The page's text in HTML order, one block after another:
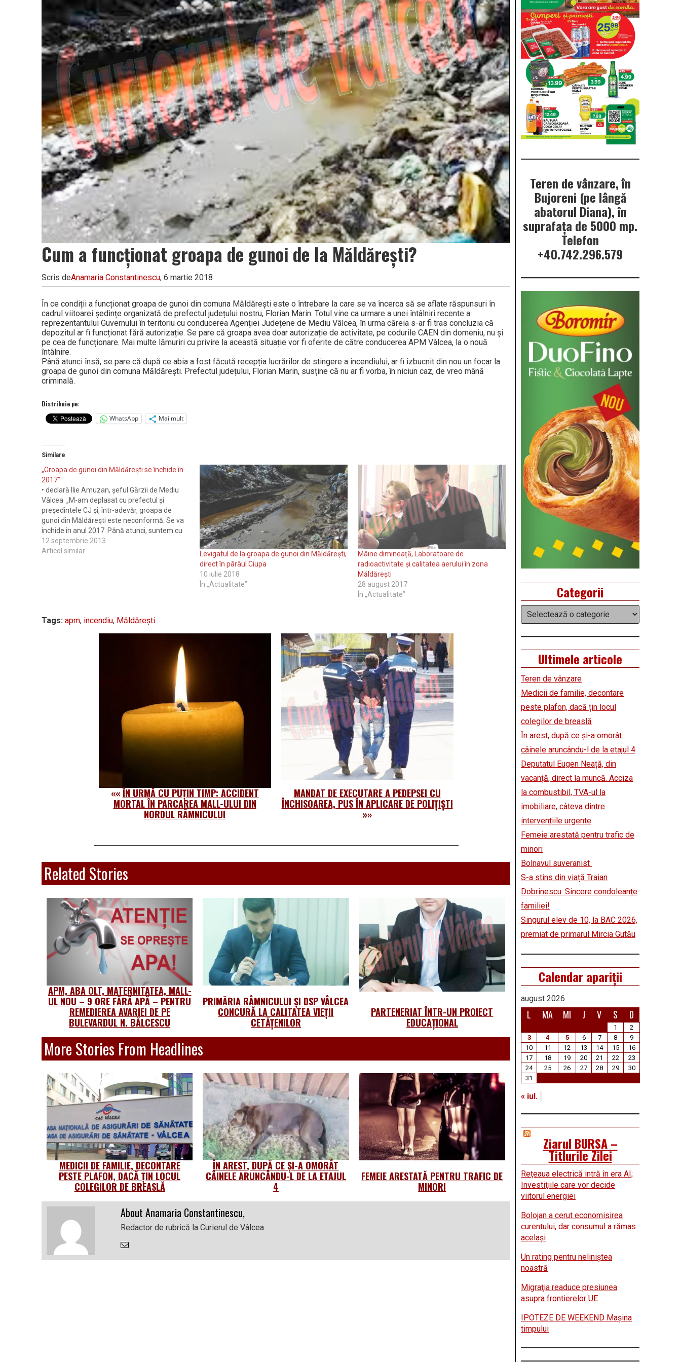
Cum a funcționat groapa de gunoi de la Măldărești?
Scris deAnamaria Constantinescu, 6 martie 2018
În ce condiții a funcționat groapa de gunoi din comuna Măldărești este o întrebare la care se va încerca să se aflate răspunsuri în
cadrul viitoarei ședințe organizată de prefectul județului nostru, Florian Marin. Totul vine ca urmare a unei întâlniri recente a
reprezentantului Guvernului în teritoriu cu conducerea Agenției Județene de Mediu Vâlcea, în urma căreia s-ar fi tras concluzia că
depozitul ar fi funcționat fără autorizație. Se pare că groapa avea doar autorizație de activitate, pe codurile CAEN din domeniu, nu și
pe cea de funcționare. Mai multe lămuriri cu privire la această situație vor fi oferite de către conducerea APM Vâlcea, la o nouă
întâlnire.
Până atunci însă, se pare că după ce abia a fost făcută recepția lucrărilor de stingere a incendiului, ar fi izbucnit din nou un focar la
groapa de gunoi din comuna Măldărești. Prefectul județului, Florian Marin, susține că nu ar fi vorba, în niciun caz, de vreo mână
criminală.
Distribuie pe:
WhatsApp
Mai mult
Similare
„Groapa de gunoi din Măldărești se închide în
2017”
• declară Ilie Amuzan, șeful Gărzii de Mediu
Vâlcea „M-am deplasat cu prefectul și
președintele CJ și, într-adevăr, groapa de
gunoi din Măldărești este neconformă. Se va
închide în anul 2017. Până atunci, suntem cu
ochii acolo”, declară Ilie Amuzan, șeful Gărzii
de Mediu Vâlcea, întrebat care mai e situația…
12 septembrie 2013
Articol similar
Levigatul de la groapa de gunoi din Măldărești,
direct în pârâul Ciupa
10 iulie 2018
În „Actualitate”
Mâine dimineață, Laboratoare de
radioactivitate și calitatea aerului în zona
Măldărești
28 august 2017
În „Actualitate”
Tags: apm, incendiu, Măldărești
««ÎN URMĂ CU PUȚIN TIMP: ACCIDENT
MORTAL ÎN PARCAREA MALL-ULUI DIN
NORDUL RÂMNICULUI
MANDAT DE EXECUTARE A PEDEPSEI CU
ÎNCHISOAREA, PUS ÎN APLICARE DE POLIȚIȘTI
»»
Related Stories
APM, ABA OLT, MATERNITATEA, MALL-
UL NOU – 9 ORE FĂRĂ APĂ – PENTRU
REMEDIEREA AVARIEI DE PE
BULEVARDUL N. BĂLCESCU
PRIMĂRIA RÂMNICULUI ȘI DSP VÂLCEA
CONCURĂ LA CALITATEA VIEȚII
CETĂȚENILOR
PARTENERIAT ÎNTR-UN PROIECT
EDUCAȚIONAL
More Stories From Headlines
MEDICII DE FAMILIE, DECONTARE
PESTE PLAFON, DACĂ ȚIN LOCUL
COLEGILOR DE BREASLĂ
ÎN AREST, DUPĂ CE ȘI-A OMORÂT
CÂINELE ARUNCÂNDU-L DE LA ETAJUL
4
FEMEIE ARESTATĂ PENTRU TRAFIC DE
MINORI
About Anamaria Constantinescu,
Redactor de rubrică la Curierul de Vâlcea
Email
Author
Teren de vânzare, în
Bujoreni (pe lângă
abatorul Diana), în
suprafața de 5000 mp.
Telefon
+40.742.296.579
Categorii
Categorii
Ultimele articole
Teren de vânzare
Medicii de familie, decontare
peste plafon, dacă țin locul
colegilor de breaslă
În arest, după ce și-a omorât
câinele aruncându-l de la etajul 4
Deputatul Eugen Neață, din
vacanță, direct la muncă. Acciza
la combustibil, TVA-ul la
imobiliare, câteva dintre
intervențiile urgente
Femeie arestată pentru trafic de
minori
Bolnavul suveranist
S-a stins din viață Traian
Dobrinescu. Sincere condoleanțe
familiei!
Singurul elev de 10, la BAC 2026,
premiat de primarul Mircia Gutău
Calendar apariții
august 2026
L MA MI J V S D
1
2
3
4 5 6 7 8
9
10
11 12 13 14 15
16
17
18 19 20 21 22
23
24
25 26 27 28 29
30
31
« iul.
Ziarul BURSA –
Titlurile Zilei
Reţeaua electrică intră în era AI;
Investiţiile care vor decide
viitorul energiei
Bolojan a cerut economisirea
curentului, dar consumul a rămas
acelaşi
Un rating pentru neliniştea
noastră
Migraţia readuce presiunea
asupra frontierelor UE
IPOTEZE DE WEEKEND Maşina
timpului